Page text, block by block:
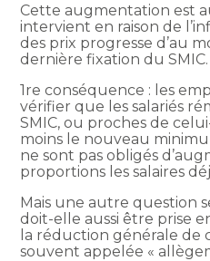
Cette augmentation est
intervient en raison de
des prix progresse d’au
dernière fixation du SMIC.
1re conséquence : les
vérifier que les salariés
SMIC, ou proches de
moins le nouveau
ne sont pas obligés
proportions les salaires
Mais une autre question
doit-elle aussi être prise
la réduction générale de
souvent appelée «